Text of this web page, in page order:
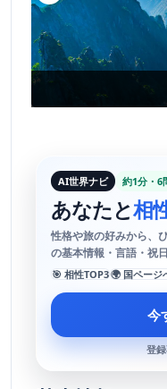
AI世界ナビ 約1分・6
あなたと相
性格や旅の好みから、
の基本情報・言語・祝
🎯 相性TOP3🌍 国ページ
今
登